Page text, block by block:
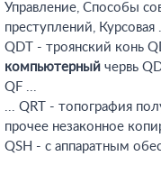
Управление, Способы
преступлений,
QDT - троянский конь
компьютерный червь
QF ...
... QRT - топография
прочее незаконное
QSH - с аппаратным